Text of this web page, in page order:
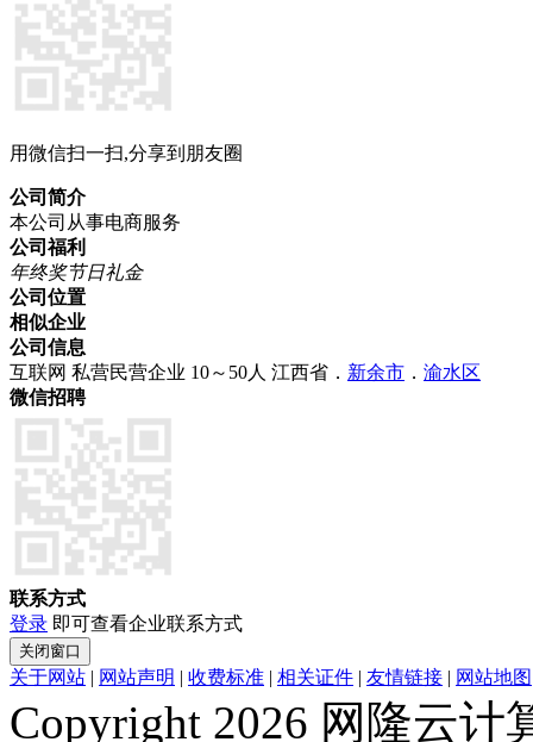
用微信扫一扫,分享到朋友圈
公司简介
本公司从事电商服务
公司福利
年终奖节日礼金
公司位置
相似企业
公司信息
互联网 私营民营企业 10～50人 江西省． 新余市 ． 渝水区
微信招聘
联系方式
登录 即可查看企业联系方式
关于网站 | 网站声明 | 收费标准 | 相关证件 | 友情链接 | 网站地图
Copyright 2026 网隆云